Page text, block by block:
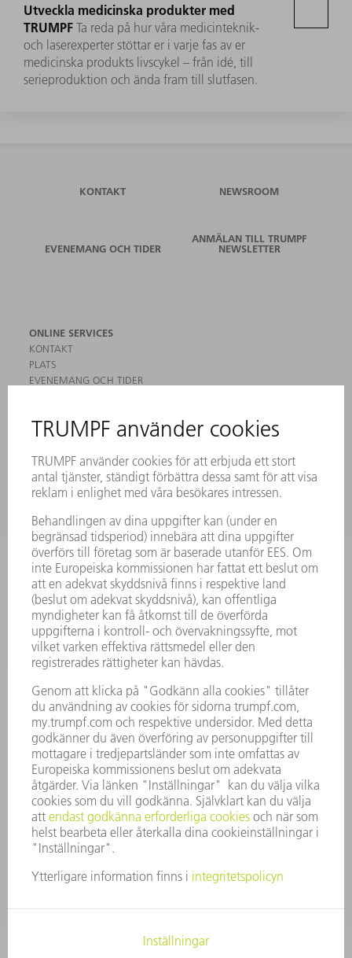
Utveckla medicinska produkter med
TRUMPF Ta reda på hur våra medicinteknik-
och laserexperter stöttar er i varje fas av er
medicinska produkts livscykel – från idé, till
serieproduktion och ända fram till slutfasen.
KONTAKT NEWSROOM
EVENEMANG OCH TIDER
ANMÄLAN TILL TRUMPF
NEWSLETTER
ONLINE SERVICES
KONTAKT
PLATS
EVENEMANG OCH TIDER
SÄKERHETSDATABLAD
MASKINER & SYSTEM
LASER
KRAFTELEKTRONIK
SMART FACTORY
MJUKVARA
SERVICES
TILLÄMPNINGAR
BRANSCHER
FÖRETAG
KARRIÄR
LEDIGA TJÄNSTER
FÖRETAGSPROFIL
STYRELSE
FÖRETAGSPRINCIPER
ÖVERENSSTÄMMELSE
RÅDGIVARSYSTEM
SECURITY
PRESSMEDDELANDEN
MAGASIN
HÅLLBARHET
MILJÖ & KLIMAT
SOCIALT & SAMHÄLLE
FÖRETAGSMANAGEMENT